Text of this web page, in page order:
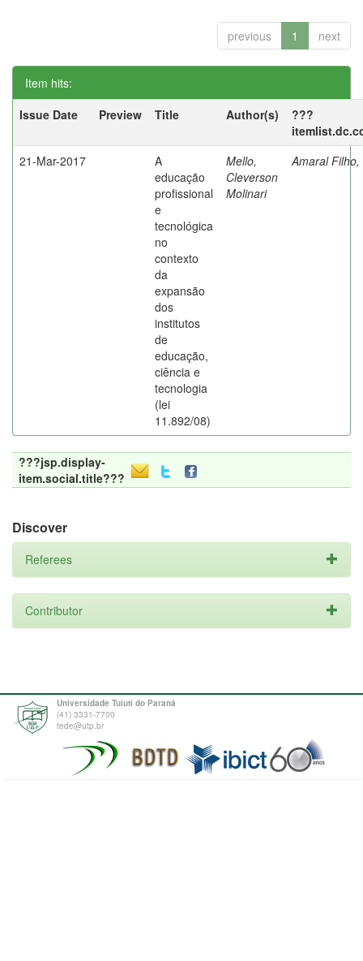
previous 1 next
Item hits:
Issue Date
Preview Title Author(s)
???
21-Mar-2017
A
educação
profissional
e
tecnológica
no
contexto
da
expansão
dos
institutos
de
educação,
ciência e
tecnologia
(lei
11.892/08)
Mello,
Cleverson
Molinari
Amaral
???jsp.display-
item.social.title???
Discover
Referees
Contributor
Universidade Tuiuti do Paraná
(41) 3331-7700
tede@utp.br